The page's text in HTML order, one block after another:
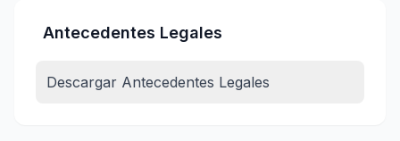
Antecedentes Legales
Descargar Antecedentes Legales